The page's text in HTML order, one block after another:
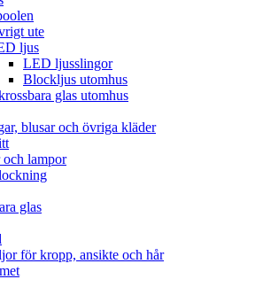
ute
ljus
LED ljusslingor
Blockljus utomhus
glas utomhus
blusar och övriga kläder
lampor
glas
för kropp, ansikte och hår